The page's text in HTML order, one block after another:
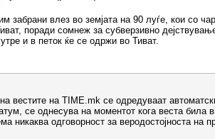
забрани влез во земјата на 90 луѓе, кои со
поради сомнеж за субверзивно
и в петок ќе се одржи во Тиват.
вестите на TIME.mk се одредуваат
се однесува на моментот кога веста била
никаква одговорност за веродостојноста на